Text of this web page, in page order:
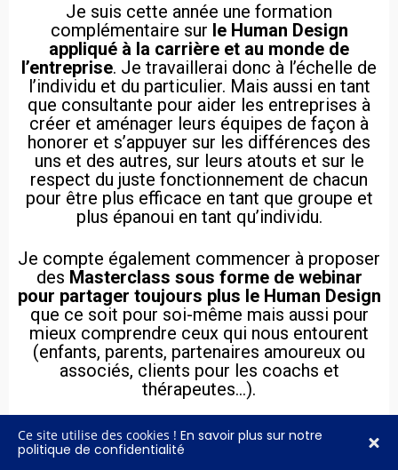
Je suis cette année une formation
complémentaire sur le Human Design
appliqué à la carrière et au monde de
l’entreprise. Je travaillerai donc à l’échelle de
l’individu et du particulier. Mais aussi en tant
que consultante pour aider les entreprises à
créer et aménager leurs équipes de façon à
honorer et s’appuyer sur les différences des
uns et des autres, sur leurs atouts et sur le
respect du juste fonctionnement de chacun
pour être plus efficace en tant que groupe et
plus épanoui en tant qu’individu.
Je compte également commencer à proposer
des Masterclass sous forme de webinar
pour partager toujours plus le Human Design
que ce soit pour soi-même mais aussi pour
mieux comprendre ceux qui nous entourent
(enfants, parents, partenaires amoureux ou
associés, clients pour les coachs et
thérapeutes…).
Ce site utilise des cookies ! En savoir plus sur notre
politique de confidentialité